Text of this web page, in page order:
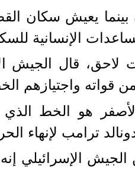
بينما يعيش سكان
الإنسانية
قال الجيش
من قواته واجتيازهم
هو الخط الذي
ترامب لإنهاء